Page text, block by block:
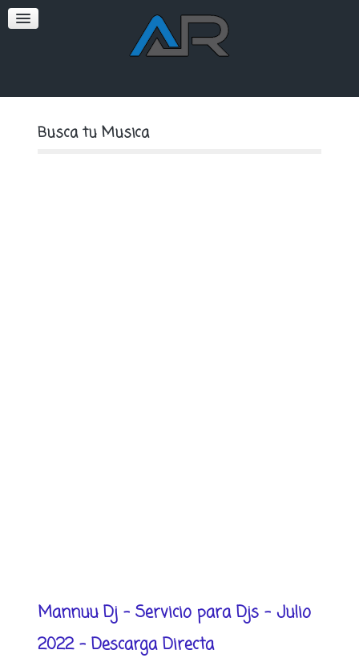
SOFT
Busca tu Musica
Mannuu Dj - Servicio para Djs - Julio
2022 - Descarga Directa